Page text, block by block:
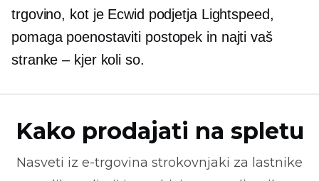
trgovino, kot je Ecwid podjetja Lightspeed,
pomaga poenostaviti postopek in najti vaš
stranke – kjer koli so.
Kako prodajati na spletu
Nasveti iz e-trgovina strokovnjaki za lastnike